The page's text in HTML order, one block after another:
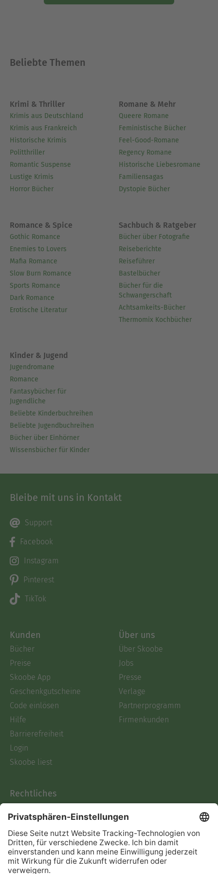
Beliebte Themen
Krimi & Thriller
Krimis aus Deutschland
Krimis aus Frankreich
Historische Krimis
Politthriller
Romantic Suspense
Lustige Krimis
Horror Bücher
Romane & Mehr
Queere Romane
Feministische Bücher
Feel-Good-Romane
Regency Romane
Historische Liebesromane
Familiensagas
Dystopie Bücher
Romance & Spice
Gothic Romance
Enemies to Lovers
Mafia Romance
Slow Burn Romance
Sports Romance
Dark Romance
Erotische Literatur
Sachbuch & Ratgeber
Bücher über Fotografie
Reiseberichte
Reiseführer
Bastelbücher
Bücher für die
Schwangerschaft
Achtsamkeits-Bücher
Thermomix Kochbücher
Kinder & Jugend
Jugendromane
Romance
Fantasybücher für
Jugendliche
Beliebte Kinderbuchreihen
Beliebte Jugendbuchreihen
Bücher über Einhörner
Wissensbücher für Kinder
Bleibe mit uns in Kontakt
Support
Facebook
Instagram
Pinterest
TikTok
Kunden
Bücher
Preise
Skoobe App
Geschenkgutscheine
Code einlösen
Hilfe
Barrierefreiheit
Login
Skoobe liest
Über uns
Über Skoobe
Jobs
Presse
Verlage
Partnerprogramm
Firmenkunden
Rechtliches
AGB
Informationen nach Data
Act
Verträge hier kündigen